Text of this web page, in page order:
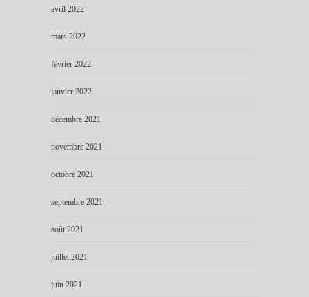
avril 2022
mars 2022
février 2022
janvier 2022
décembre 2021
novembre 2021
octobre 2021
septembre 2021
août 2021
juillet 2021
juin 2021